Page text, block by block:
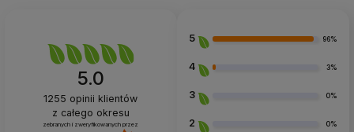
5.0
1255 opinii klientów
z całego okresu
zebranych i zweryfikowanych przez
5 96%
4 3%
3 0%
2 0%